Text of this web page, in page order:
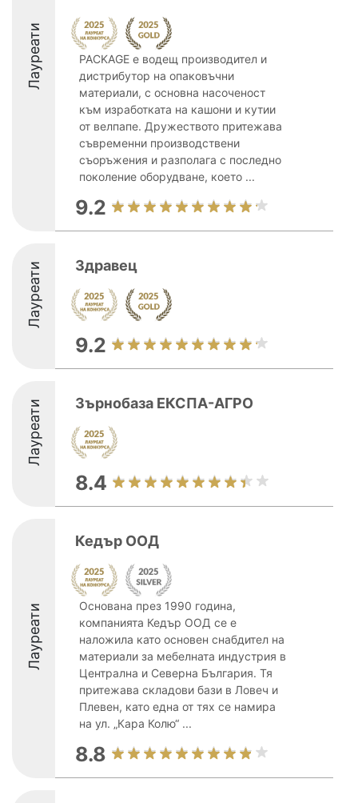
Лауреати
PACKAGE е водещ производител и
дистрибутор на опаковъчни
материали, с основна насоченост
към изработката на кашони и кутии
от велпапе. Дружеството притежава
съвременни производствени
съоръжения и разполага с последно
поколение оборудване, което ...
9.2
Лауреати Здравец
9.2
Лауреати Зърнобаза ЕКСПА-АГРО
8.4
Лауреати
Кедър ООД
Основана през 1990 година,
компанията Кедър ООД се е
наложила като основен снабдител на
материали за мебелната индустрия в
Централна и Северна България. Тя
притежава складови бази в Ловеч и
Плевен, като една от тях се намира
на ул. „Кара Колю“ ...
8.8